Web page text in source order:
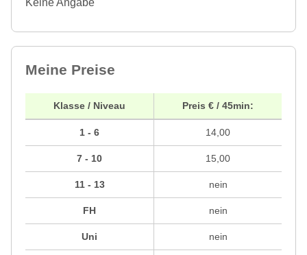
Meine Preise
Klasse / Niveau
1 - 6
7 - 10
11 - 13
FH
Uni
Preis € / 45min:
14,00
15,00
nein
nein
nein